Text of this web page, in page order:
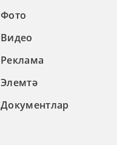
Фото
Видео
Реклама
Элемтә
Документлар